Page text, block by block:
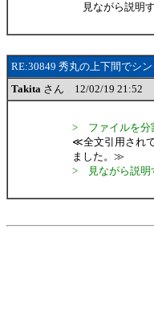
見ながら説明
RE:30849 秀丸の上下間でシン
Takita さん 12/02/19 21:52
> ファイルを分
≪全文引用され
ました。≫
> 見ながら説明